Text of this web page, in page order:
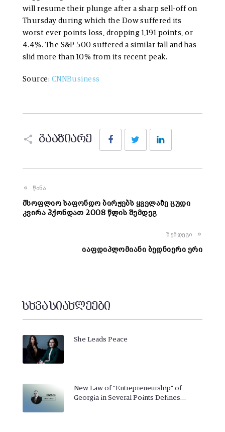
will resume their plunge after a sharp sell-off on
Thursday during which the Dow suffered its
worst ever points loss, dropping 1,191 points, or
4.4%. The S&P 500 suffered a similar fall and has
slid more than 10% from its recent peak.
Source: CNNBusiness
გააზიარე
FacebookTwitter
წინა
მსოფლიო საფონდო ბირჟებს ყველაზე ცუდი
კვირა ჰქონდათ 2008 წლის შემდეგ
შემდეგი
იაფდიპლომიანი ბედნიერი ერი
სხვა სიახლეები
She Leads Peace
New Law of “Entrepreneurship” of
Georgia in Several Points Defines…